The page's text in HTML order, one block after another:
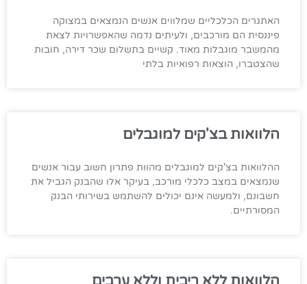
האתגרים הכלכליים שמלווים אנשים הנמצאים במצוקה
פיננסית הם מורכבים, ולעיתים נדמה שהאפשרויות לצאת
מהמשבר מוגבלות מאוד. קשיים בתשלום שכר דירה, חובות
שהצטברו, הוצאות רפואיות בלתי
הלוואות בצ'קים למוגבלים
ההלוואות בצ'קים למוגבלים מהוות פתרון חשוב עבור אנשים
שנמצאים במצב כלכלי מורכב, בעיקר אלו שהבנק הגביל את
חשבונם, ולמעשה אינם יכולים להשתמש בשירותי הבנק
המסורתיים.